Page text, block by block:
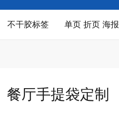
不干胶标签 单页 折页 海报
餐厅手提袋定制